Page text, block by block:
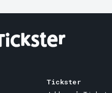
Tickster